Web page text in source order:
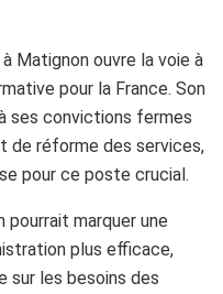
Matignon ouvre la voie à
pour la France. Son
ses convictions fermes
de réforme des services,
pour ce poste crucial.
marquer une
plus efficace,
sur les besoins des